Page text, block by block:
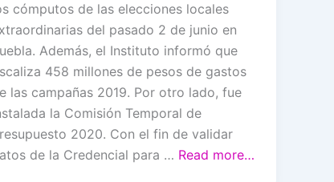
cómputos de las elecciones locales
del pasado 2 de junio en
Además, el Instituto informó que
458 millones de pesos de gastos
las campañas 2019. Por otro lado, fue
la Comisión Temporal de
2020. Con el fin de validar
de la Credencial para … Read more…